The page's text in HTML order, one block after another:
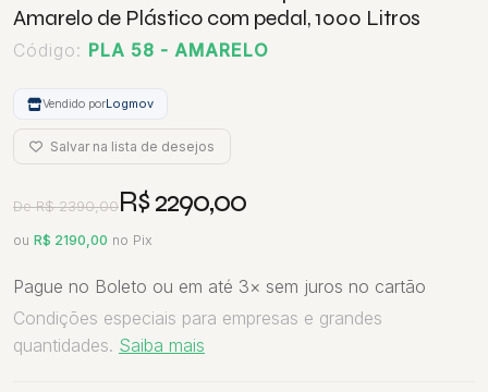
Amarelo de Plástico com pedal, 1000 Litros
Código: PLA 58 - AMARELO
Vendido porLogmov
Salvar na lista de desejos
De R$ 2390,00R$ 2290,00
ou R$ 2190,00 no Pix
Pague no Boleto ou em até 3× sem juros no cartão
Condições especiais para empresas e grandes
quantidades. Saiba mais